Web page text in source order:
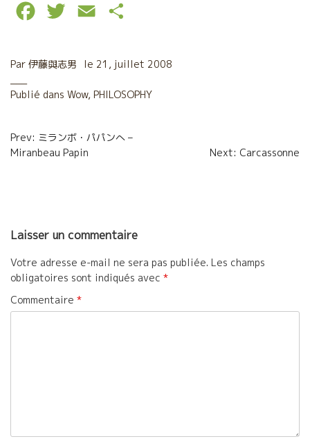
c
o
o
i
e
r
a
r
g
Par 伊藤與志男 le 21, juillet 2008
Publié dans Wow, PHILOSOPHY
Navigation
de
Prev: ミランボ・パパンへ –
Miranbeau Papin
Next: Carcassonne
Laisser un commentaire
Votre adresse e-mail ne sera pas publiée. Les champs
obligatoires sont indiqués avec *
Commentaire *